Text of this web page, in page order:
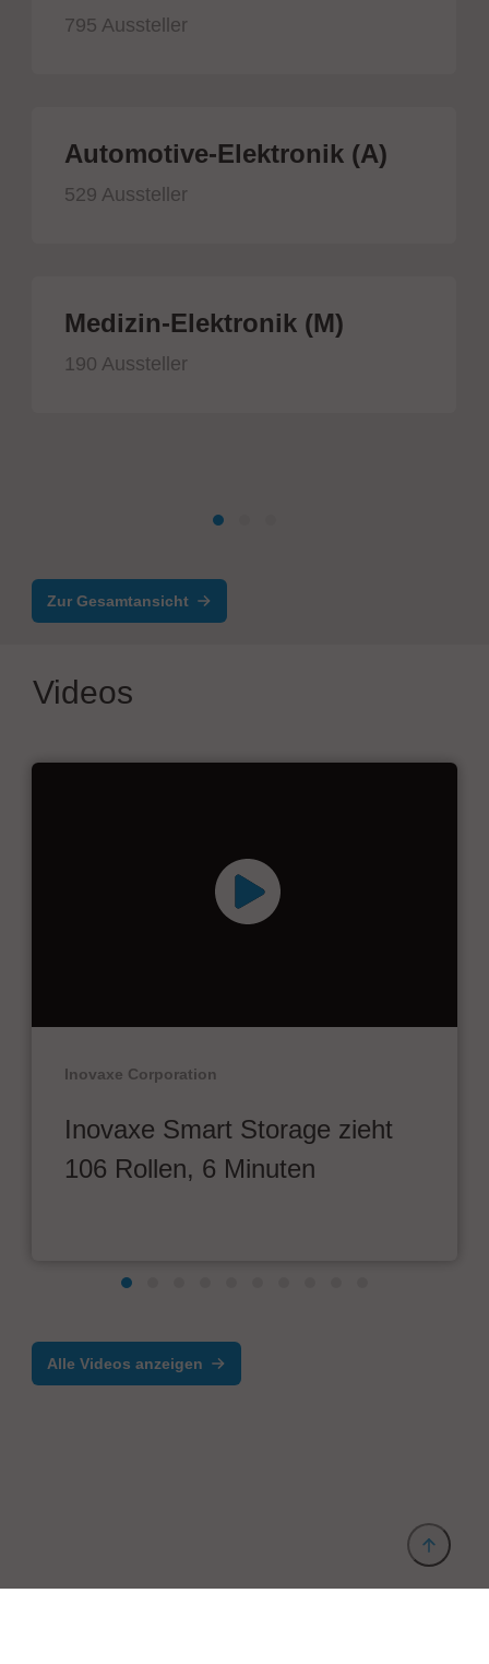
795 Aussteller
Automotive-Elektronik (A)
529 Aussteller
Medizin-Elektronik (M)
190 Aussteller
Zur Gesamtansicht
Videos
Inovaxe Corporation
Inovaxe Smart Storage zieht
106 Rollen, 6 Minuten
Alle Videos anzeigen